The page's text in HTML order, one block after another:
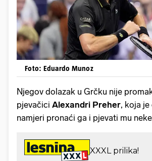
Foto: Eduardo Munoz
Njegov dolazak u Grčku nije
pjevačici Alexandri Preher, koja je
namjeri pronaći ga i pjevati mu